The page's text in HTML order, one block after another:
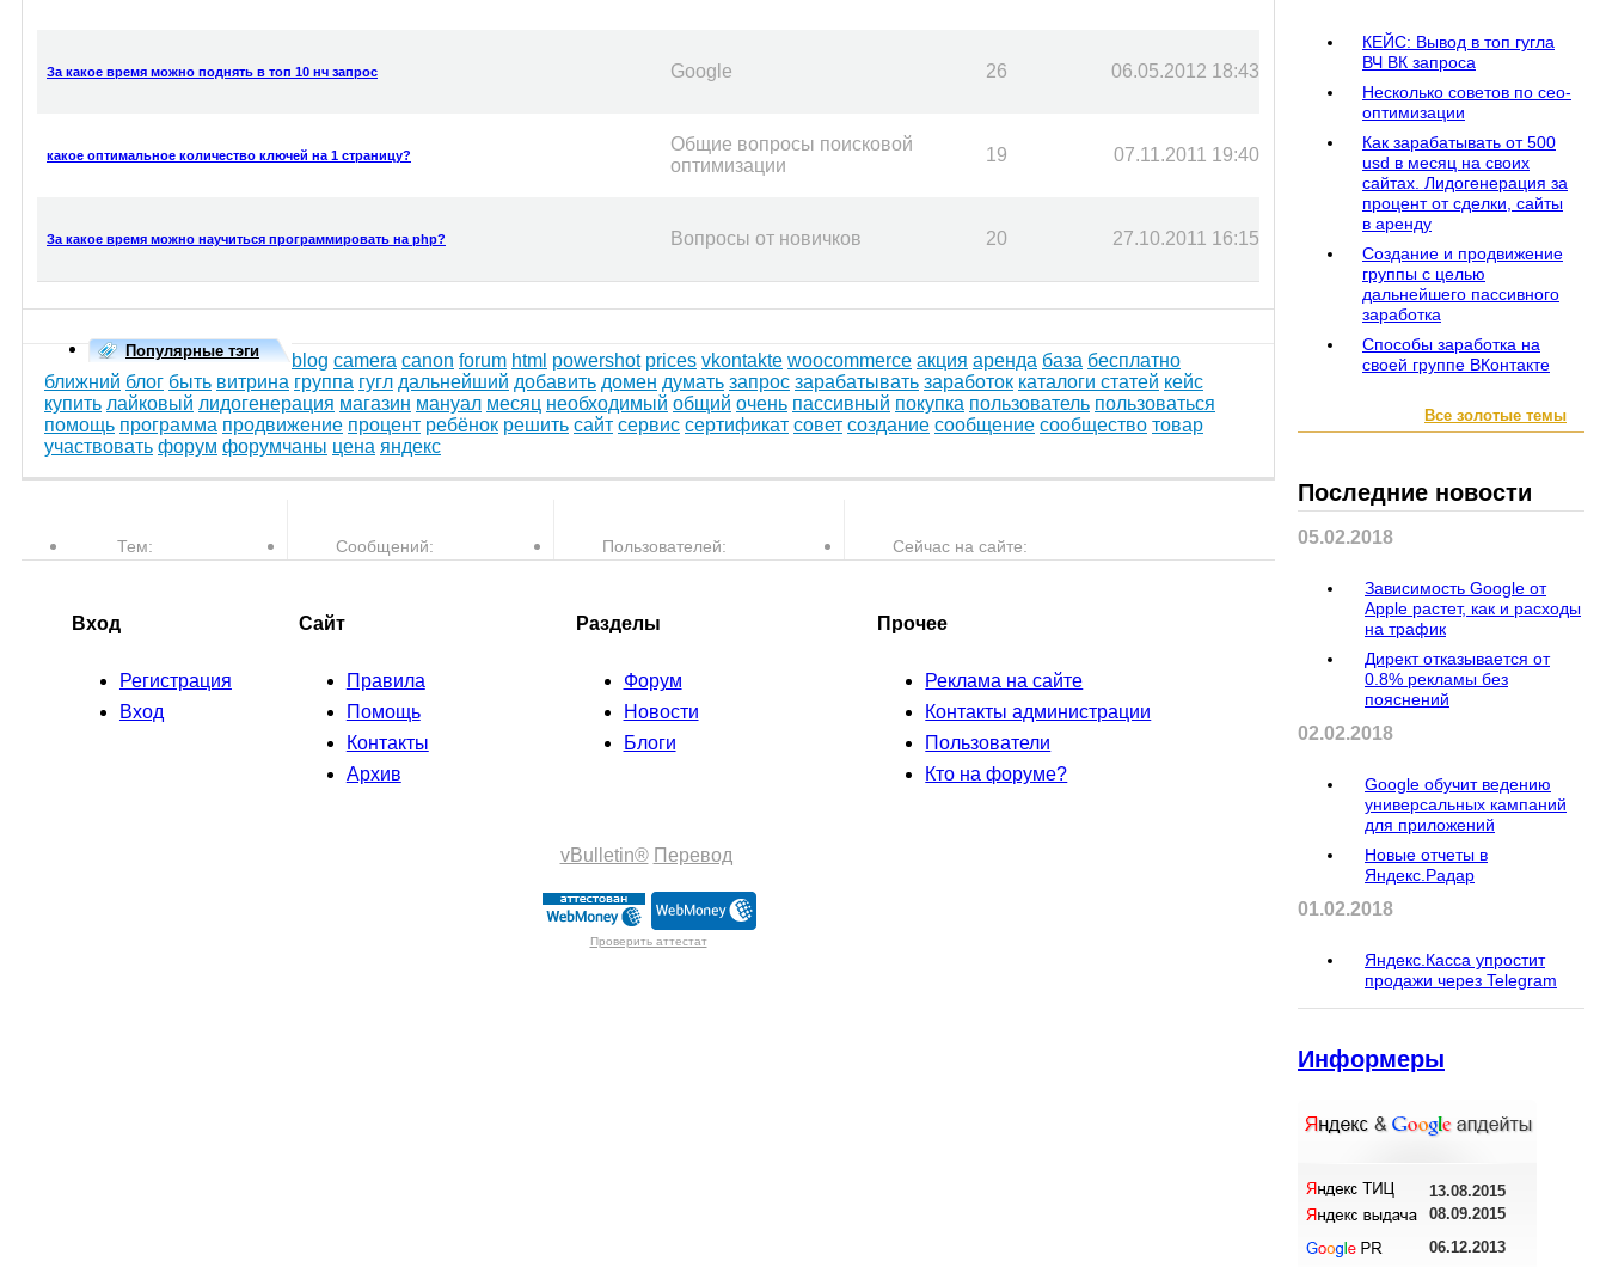
За какое время можно поднять в топ 10 нч запрос Google 26 06.05.2012 18:43
какое оптимальное количество ключей на 1 страницу?
Общие вопросы поисковой
оптимизации
19 07.11.2011 19:40
За какое время можно научиться программировать на php? Вопросы от новичков 20 27.10.2011 16:15
Популярные тэги blog camera canon forum html powershot prices vkontakte woocommerce акция аренда база бесплатно
ближний блог быть витрина группа гугл дальнейший добавить домен думать запрос зарабатывать заработок каталоги статей кейс
купить лайковый лидогенерация магазин мануал месяц необходимый общий очень пассивный покупка пользователь пользоваться
помощь программа продвижение процент ребёнок решить сайт сервис сертификат совет создание сообщение сообщество товар
участвовать форум форумчаны цена яндекс
Тем: Сообщений: Пользователей: Сейчас на сайте:
Вход
Регистрация
Вход
Сайт
Правила
Помощь
Контакты
Архив
Разделы
Форум
Новости
Блоги
Прочее
Реклама на сайте
Контакты администрации
Пользователи
Кто на форуме?
vBulletin® Перевод
Проверить аттестат
КЕЙС: Вывод в топ гугла
ВЧ ВК запроса
Несколько советов по сео-
оптимизации
Как зарабатывать от 500
usd в месяц на своих
сайтах. Лидогенерация за
процент от сделки, сайты
в аренду
Создание и продвижение
группы с целью
дальнейшего пассивного
заработка
Способы заработка на
своей группе ВКонтакте
Все золотые темы
Последние новости
05.02.2018
Зависимость Google от
Apple растет, как и расходы
на трафик
Директ отказывается от
0.8% рекламы без
пояснений
02.02.2018
Google обучит ведению
универсальных кампаний
для приложений
Новые отчеты в
Яндекс.Радар
01.02.2018
Яндекс.Касса упростит
продажи через Telegram
Информеры
13.08.2015
08.09.2015
06.12.2013